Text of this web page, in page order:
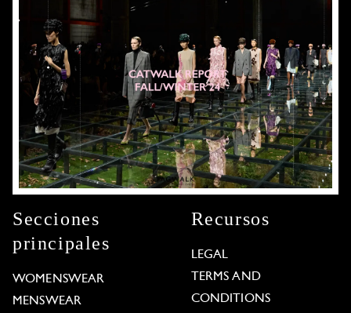
Secciones
principales
WOMENSWEAR
MENSWEAR
Recursos
LEGAL
TERMS AND
CONDITIONS